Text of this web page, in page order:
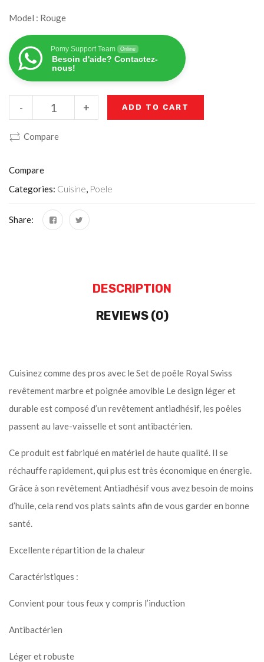
Model : Rouge
Pomy Support Team Online
Besoin d'aide? Contactez-
nous!
+
- ADD TO CART
Compare
Compare
Categories: Cuisine, Poele
Share:
DESCRIPTION
REVIEWS (0)
Cuisinez comme des pros avec le Set de poêle Royal Swiss
revêtement marbre et poignée amovible Le design léger et
durable est composé d’un revêtement antiadhésif, les poêles
passent au lave-vaisselle et sont antibactérien.
Ce produit est fabriqué en matériel de haute qualité. Il se
réchauffe rapidement, qui plus est très économique en énergie.
Grâce à son revêtement Antiadhésif vous avez besoin de moins
d’huile, cela rend vos plats saints afin de vous garder en bonne
santé.
Excellente répartition de la chaleur
Caractéristiques :
Convient pour tous feux y compris l’induction
Antibactérien
Léger et robuste